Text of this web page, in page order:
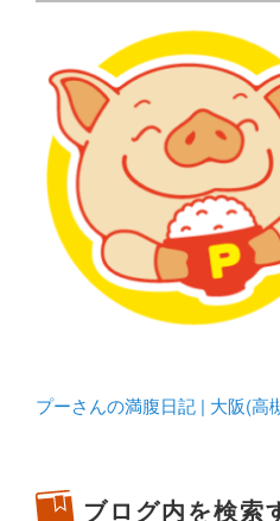
プーさ
豊中・
化してます。
プーさんの満腹日記 | 大阪(高
ブログ内を検索